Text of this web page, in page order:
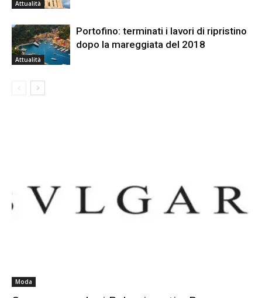
Attualità
Attualità
Portofino: terminati i lavori di ripristino
dopo la mareggiata del 2018
Moda